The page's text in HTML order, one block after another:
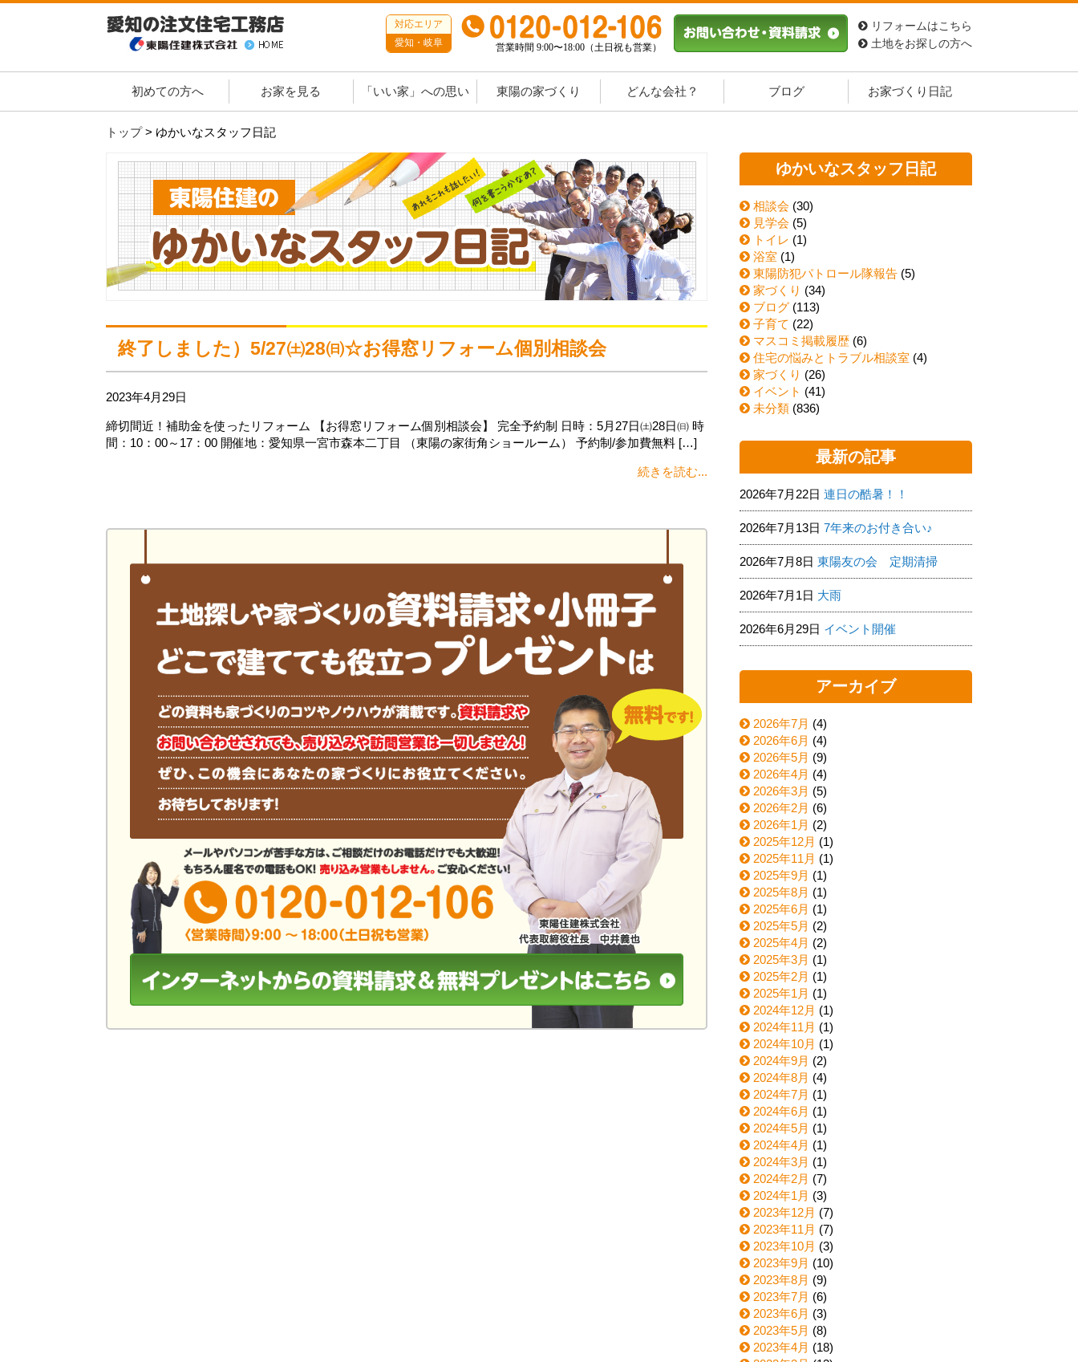
対応エリア
愛知・岐阜
営業時間 9:00〜18:00（土日祝も営業）
リフォームはこちら
土地をお探しの方へ
初めての方へ お家を見る 「いい家」への思い 東陽の家づくり どんな会社？ ブログ お家づくり日記
トップ> ゆかいなスタッフ日記
終了しました）5/27㈯28㈰☆お得窓リフォーム個別相談会
2023年4月29日
締切間近！補助金を使ったリフォーム 【お得窓リフォーム個別相談会】 完全予約制 日時：5月27日㈯28日㈰ 時
間：10：00～17：00 開催地：愛知県一宮市森本二丁目 （東陽の家街角ショールーム） 予約制/参加費無料 […]
続きを読む...
ゆかいなスタッフ日記
相談会 (30)
見学会 (5)
トイレ (1)
浴室 (1)
東陽防犯パトロール隊報告 (5)
家づくり (34)
ブログ (113)
子育て (22)
マスコミ掲載履歴 (6)
住宅の悩みとトラブル相談室 (4)
家づくり (26)
イベント (41)
未分類 (836)
最新の記事
2026年7月22日 連日の酷暑！！
2026年7月13日 7年来のお付き合い♪
2026年7月8日 東陽友の会 定期清掃
2026年7月1日 大雨
2026年6月29日 イベント開催
アーカイブ
2026年7月 (4)
2026年6月 (4)
2026年5月 (9)
2026年4月 (4)
2026年3月 (5)
2026年2月 (6)
2026年1月 (2)
2025年12月 (1)
2025年11月 (1)
2025年9月 (1)
2025年8月 (1)
2025年6月 (1)
2025年5月 (2)
2025年4月 (2)
2025年3月 (1)
2025年2月 (1)
2025年1月 (1)
2024年12月 (1)
2024年11月 (1)
2024年10月 (1)
2024年9月 (2)
2024年8月 (4)
2024年7月 (1)
2024年6月 (1)
2024年5月 (1)
2024年4月 (1)
2024年3月 (1)
2024年2月 (7)
2024年1月 (3)
2023年12月 (7)
2023年11月 (7)
2023年10月 (3)
2023年9月 (10)
2023年8月 (9)
2023年7月 (6)
2023年6月 (3)
2023年5月 (8)
2023年4月 (18)